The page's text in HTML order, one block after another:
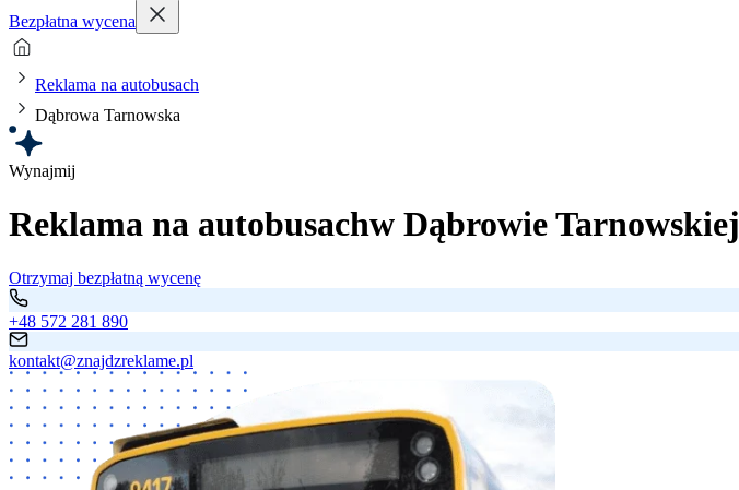
Bezpłatna wycena
Reklama na autobusach
Dąbrowa Tarnowska
Wynajmij
Reklama na autobusachw Dąbrowie Tarnowskiej
Otrzymaj bezpłatną wycenę
+48 572 281 890
kontakt@znajdzreklame.pl